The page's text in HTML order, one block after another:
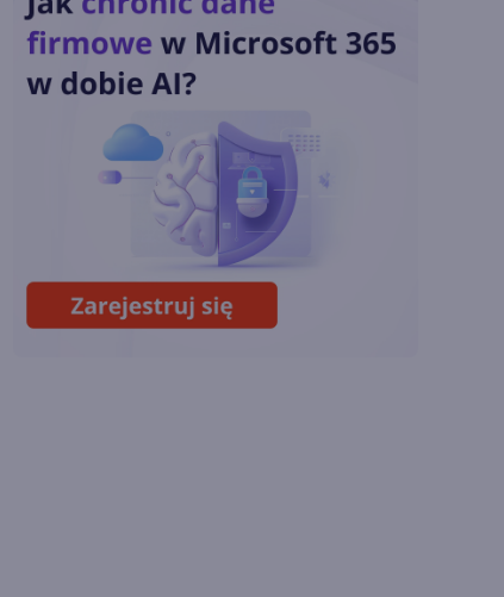
Podsumowanie lipca
2026
modeli GPT-5.6.
Odpowiedź na presję
Chin
Miliardy z AI i
chmury. Microsoft
ogłasza znakomite
wyniki i